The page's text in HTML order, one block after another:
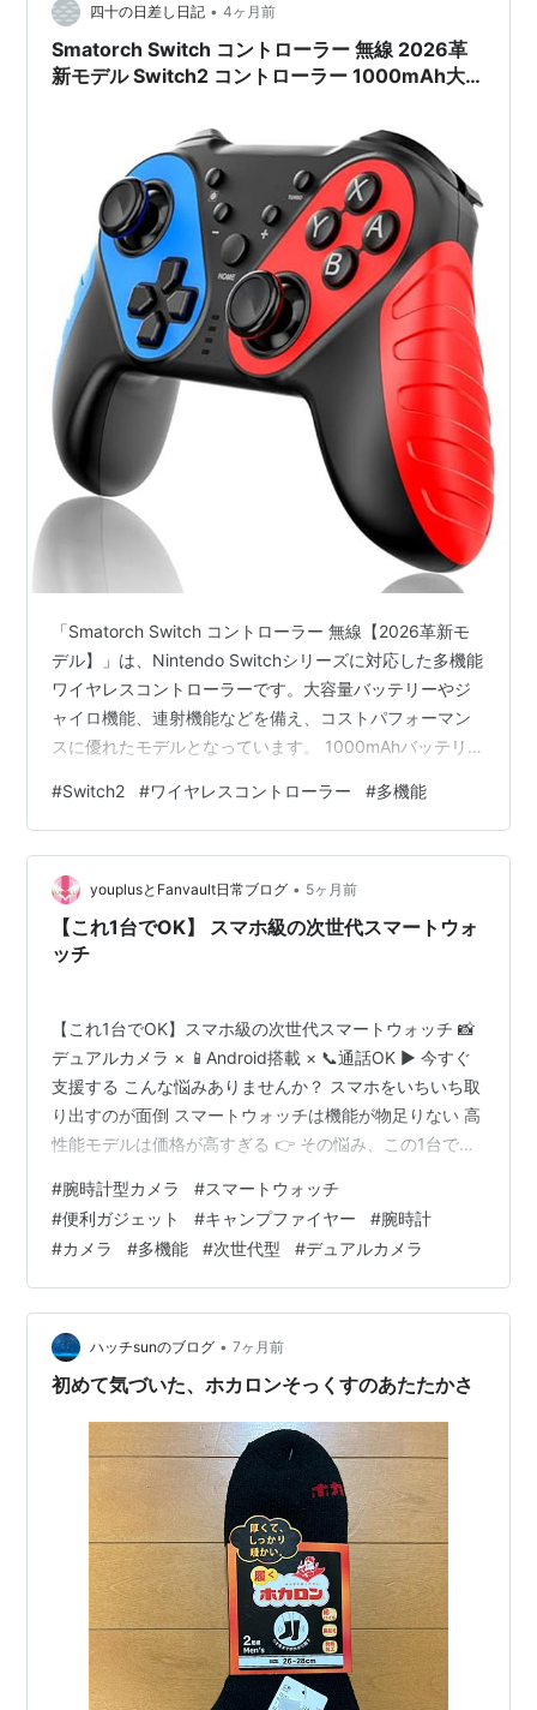
四十の日差し日記 • 4ヶ月前
Smatorch Switch コントローラー 無線 2026革
新モデル Switch2 コントローラー 1000mAh大容
ロセンサー TURBO連射機能 HD振動 高耐久ボタ
ン 反応速い 遅延なし Switch全世代に対応
Android/PC対応 日本語取扱説明書
「Smatorch Switch コントローラー 無線【2026革新モ
デル】」は、Nintendo Switchシリーズに対応した多機能
ワイヤレスコントローラーです。大容量バッテリーやジ
ャイロ機能、連射機能などを備え、コストパフォーマン
スに優れたモデルとなっています。 1000mAhバッテリー
リーを搭載しており、最大約20時間の連続使用が可能で
す。長時間のゲームプレイでも充電の回数を減らせるた
め、快適に使用できます。 Bluetooth接続で安定した無線
プレイ Bluetooth接続に対応しており、ケーブル不要でプ
レイ可能です。安定した…
#Switch2 #ワイヤレスコントローラー #多機能
youplusとFanvault日常ブログ • 5ヶ月前
【これ1台でOK】 スマホ級の次世代スマートウォ
ッチ
【これ1台でOK】スマホ級の次世代スマートウォッチ 📸
デュアルカメラ × 📱Android搭載 × 📞通話OK ▶ 今すぐ
支援する こんな悩みありませんか？ スマホをいちいち取
り出すのが面倒 スマートウォッチは機能が物足りない 高
性能モデルは価格が高すぎる 👉 その悩み、この1台で解
カメラ搭載 手首から撮影できる革新的デバイス。「今」
を逃さない。 📱 Android搭載 もはや時計ではなく「腕の
スマホ」。圧倒的自由度。 📞 通話・SNS対応 ・電話発
信 / 応答・LINE / SNS通知すべて手元で完結 💧 IP67防
水 日常使いで安心 🛡…
#腕時計型カメラ #スマートウォッチ
#便利ガジェット #キャンプファイヤー #腕時計
#カメラ #多機能 #次世代型 #デュアルカメラ
ハッチsunのブログ • 7ヶ月前
初めて気づいた、ホカロンそっくすのあたたかさ